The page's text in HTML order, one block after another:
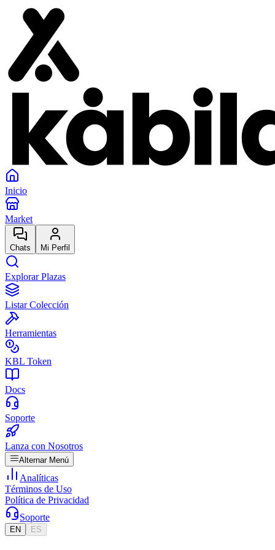
Inicio
Market
Chats Mi Perfil
Explorar Plazas
Listar Colección
Herramientas
KBL Token
Docs
Soporte
Lanza con Nosotros
Alternar Menú
Analíticas
Términos de Uso
Política de Privacidad
Soporte
EN ES